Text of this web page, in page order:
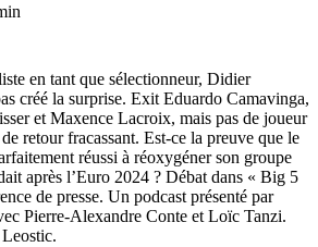
en tant que sélectionneur, Didier
créé la surprise. Exit Eduardo Camavinga,
et Maxence Lacroix, mais pas de joueur
retour fracassant. Est-ce la preuve que le
réussi à réoxygéner son groupe
après l’Euro 2024 ? Débat dans « Big 5
de presse. Un podcast présenté par
Pierre-Alexandre Conte et Loïc Tanzi.